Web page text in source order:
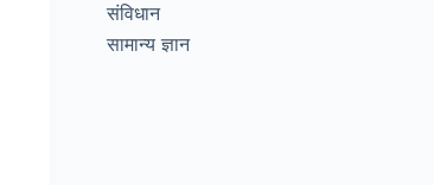
संविधान
सामान्य ज्ञान